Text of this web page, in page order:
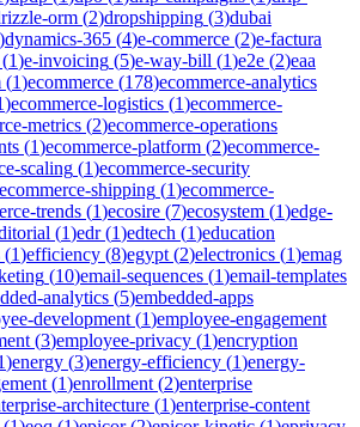
orm (2)dropshipping (3)dubai
)dynamics-365 (4)e-commerce (2)e-factura
(1)e-invoicing (5)e-way-bill (1)e2e (2)eaa
(1)ecommerce (178)ecommerce-analytics
)ecommerce-logistics (1)ecommerce-
metrics (2)ecommerce-operations
(1)ecommerce-platform (2)ecommerce-
scaling (1)ecommerce-security
ecommerce-shipping (1)ecommerce-
trends (1)ecosire (7)ecosystem (1)edge-
(1)edr(1)edtech (1)education
(1)efficiency (8)egypt (2)electronics (1)emag
(10)email-sequences (1)email-templates
analytics (5)embedded-apps
development (1)employee-engagement
(3)employee-privacy (1)encryption
)energy (3)energy-efficiency (1)energy-
(1)enrollment (2)enterprise
architecture (1)enterprise-content